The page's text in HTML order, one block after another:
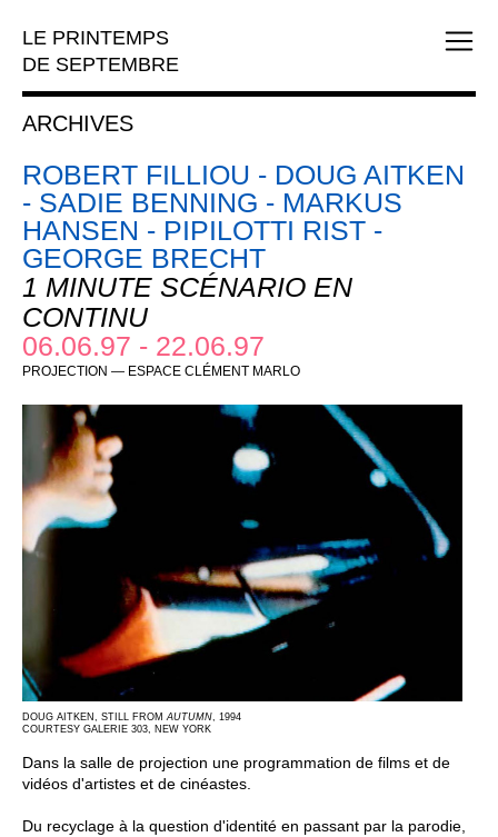
LE PRINTEMPS
DE SEPTEMBRE
ARCHIVES
ROBERT FILLIOU - DOUG AITKEN
- SADIE BENNING - MARKUS
HANSEN - PIPILOTTI RIST -
GEORGE BRECHT
1 MINUTE SCÉNARIO EN
CONTINU
06.06.97 - 22.06.97
PROJECTION — ESPACE CLÉMENT MARLO
DOUG AITKEN, STILL FROMAUTUMN, 1994
COURTESY GALERIE 303, NEW YORK
Dans la salle de projection une programmation de films et de
vidéos d'artistes et de cinéastes.
Du recyclage à la question d'identité en passant par la parodie,